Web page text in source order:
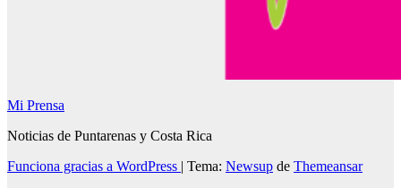
Mi Prensa
Noticias de Puntarenas y Costa Rica
Funciona gracias a WordPress | Tema: Newsup de Themeansar